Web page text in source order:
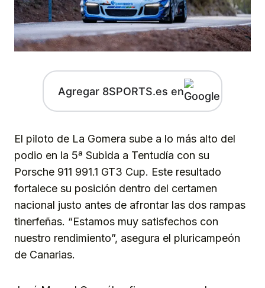
Agregar 8SPORTS.es en
El piloto de La Gomera sube a lo más alto del
podio en la 5ª Subida a Tentudía con su
Porsche 911 991.1 GT3 Cup. Este resultado
fortalece su posición dentro del certamen
nacional justo antes de afrontar las dos rampas
tinerfeñas. “Estamos muy satisfechos con
nuestro rendimiento”, asegura el pluricampeón
de Canarias.